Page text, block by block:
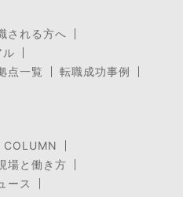
される方へ
ル
点一覧
転職成功事例
COLUMN
場と働き方
ース